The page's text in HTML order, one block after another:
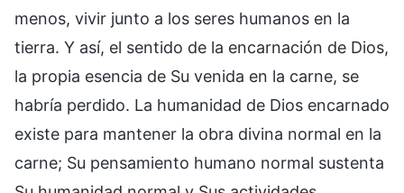
menos, vivir junto a los seres humanos en la
tierra. Y así, el sentido de la encarnación de Dios,
la propia esencia de Su venida en la carne, se
habría perdido. La humanidad de Dios encarnado
existe para mantener la obra divina normal en la
carne; Su pensamiento humano normal sustenta